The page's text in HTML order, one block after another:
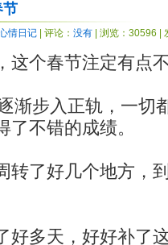
节
情日记 | 评论： 没有 | 浏览：30596 |
这个春节注定有点
渐步入正轨，一切
不错的成绩。
转了好几个地方，
好多天，好好补了